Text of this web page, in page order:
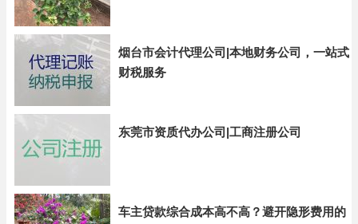
烟台市会计代理公司|本地财务公司，一站式
财税服务
东莞市资质代办公司|工商注册公司
车主贷款综合成本高不高？避开隐形费用的